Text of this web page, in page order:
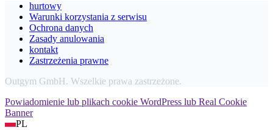
hurtowy
Warunki korzystania z serwisu
Ochrona danych
Zasady anulowania
kontakt
Zastrzeżenia prawne
Outgym GmbH. Wszelkie prawa zastrzeżone.
Powiadomienie lub plikach cookie WordPress lub Real Cookie
Banner
PL